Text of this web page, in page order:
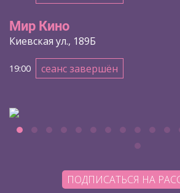
Мир Кино
Киевская ул., 189Б
19:00 сеанс завершён
ПОДПИСАТЬСЯ НА